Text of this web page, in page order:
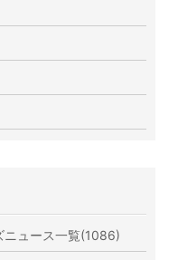
ニュース一覧(1086)